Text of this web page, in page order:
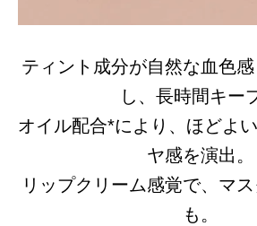
ティント成分が自然な血色
し、長時間キー
オイル配合*により、ほどよ
ヤ感を演出。
リップクリーム感覚で、マ
も。